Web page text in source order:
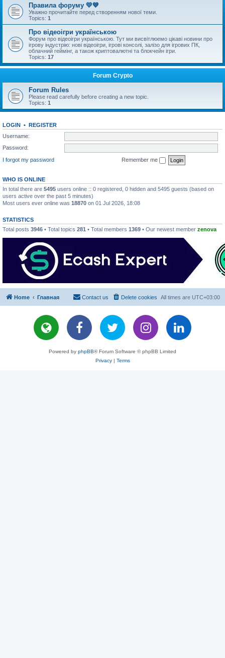
Правила форуму 💛💙
Уважно прочитайте перед створенням нової теми.
Topics: 1
Про відеоігри українською
Форум про відеоігри українською. Тут ми висвітлюемо цікаві новини про
ігрову індустрію: нові відеоігри, ігрові консолі, залізо для ігрових ПК,
облачний геймінг, а також криптовалютні та блокчейн ігри.
Topics: 17
Forum Crypto
Forum Rules
Please read carefully before creating a new topic.
Topics: 1
LOGIN • REGISTER
Username:
Password:
I forgot my password
Remember me
WHO IS ONLINE
In total there are 5495 users online :: 0 registered, 0 hidden and 5495 guests (based on
users active over the past 5 minutes)
Most users ever online was 18870 on 01 Jul 2026, 18:08
STATISTICS
Total posts 3946 • Total topics 281 • Total members 1369 • Our newest member zenova
Home Главная All times are UTC+03:00
Delete cookies
Contact us
Powered by phpBB® Forum Software © phpBB Limited
Privacy| Terms